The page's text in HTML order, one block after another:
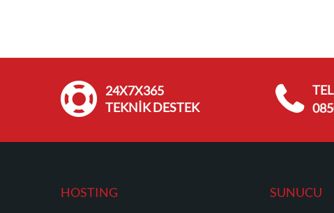
24X7X365
TEKNİK DESTEK
HOSTING SUNUCU